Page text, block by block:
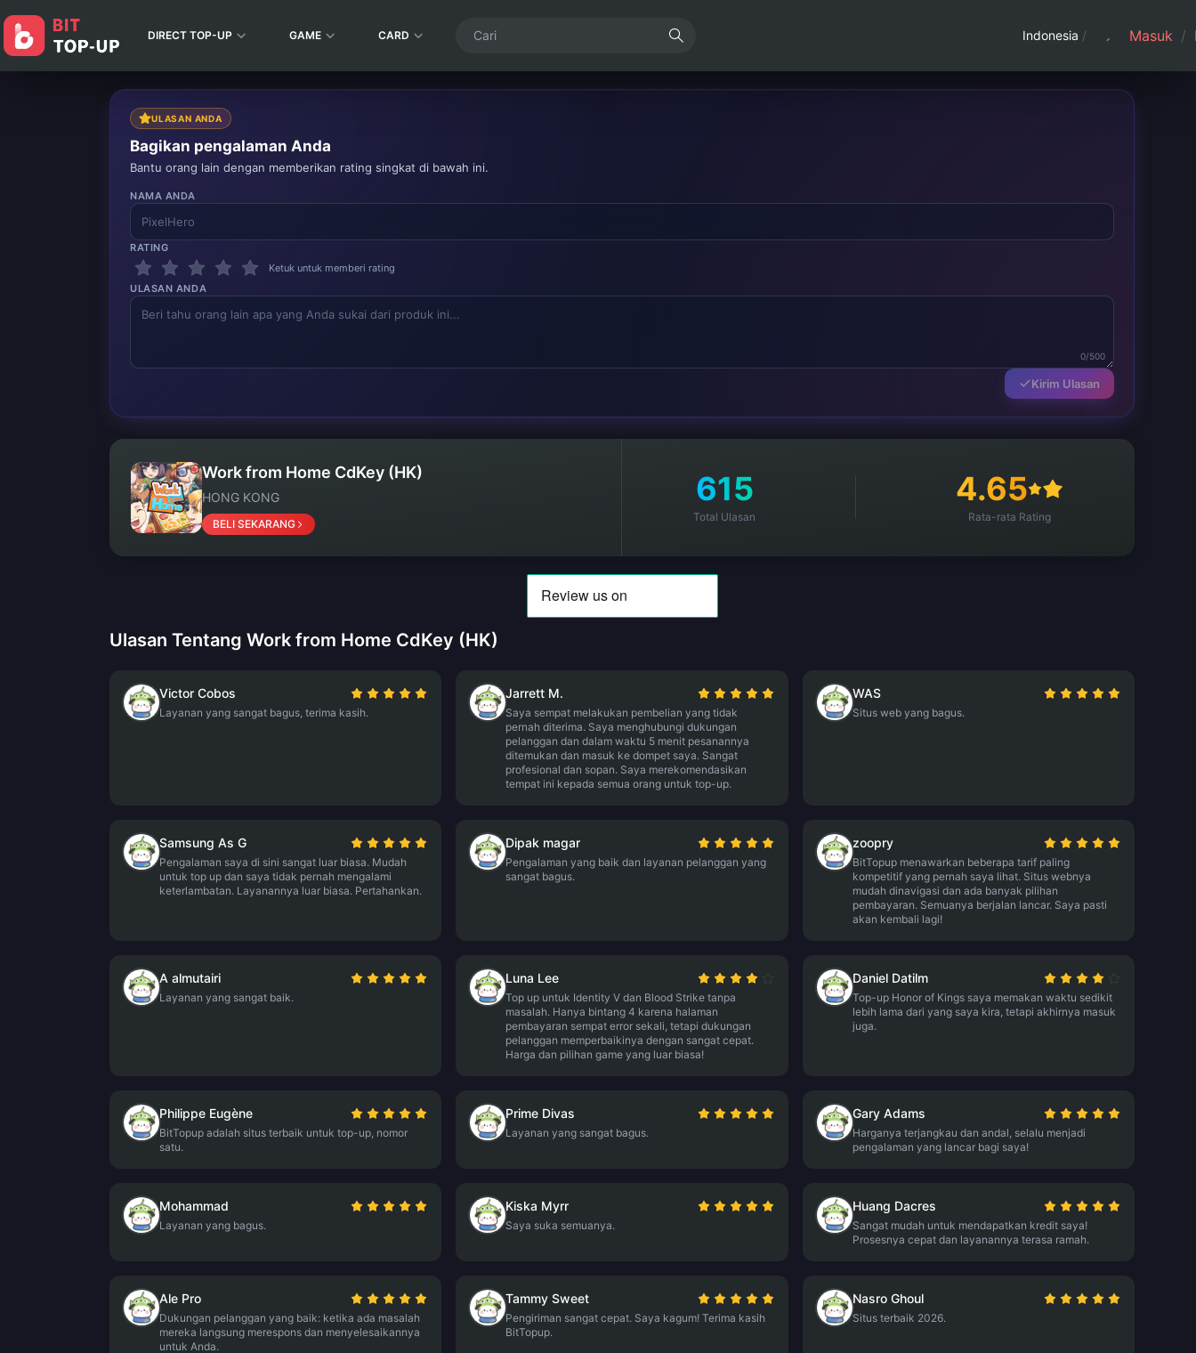
DIRECT TOP-UP GAME CARD Indonesia / Masuk /
ULASAN ANDA
Bagikan pengalaman Anda
Bantu orang lain dengan memberikan rating singkat di bawah ini.
NAMA ANDA
RATING
Ketuk untuk memberi rating
ULASAN ANDA
0/500
Kirim Ulasan
Work from Home CdKey (HK)
HONG KONG
BELI SEKARANG
615
Total Ulasan
4.65
Rata-rata Rating
Ulasan Tentang Work from Home CdKey (HK)
Victor Cobos
Layanan yang sangat bagus, terima kasih.
Jarrett M.
Saya sempat melakukan pembelian yang tidak
pernah diterima. Saya menghubungi dukungan
pelanggan dan dalam waktu 5 menit pesanannya
ditemukan dan masuk ke dompet saya. Sangat
profesional dan sopan. Saya merekomendasikan
tempat ini kepada semua orang untuk top-up.
WAS
Situs web yang bagus.
Samsung As G
Pengalaman saya di sini sangat luar biasa. Mudah
untuk top up dan saya tidak pernah mengalami
keterlambatan. Layanannya luar biasa. Pertahankan.
Dipak magar
Pengalaman yang baik dan layanan pelanggan yang
sangat bagus.
zoopry
BitTopup menawarkan beberapa tarif paling
kompetitif yang pernah saya lihat. Situs webnya
mudah dinavigasi dan ada banyak pilihan
pembayaran. Semuanya berjalan lancar. Saya pasti
akan kembali lagi!
A almutairi
Layanan yang sangat baik.
Luna Lee
Top up untuk Identity V dan Blood Strike tanpa
masalah. Hanya bintang 4 karena halaman
pembayaran sempat error sekali, tetapi dukungan
pelanggan memperbaikinya dengan sangat cepat.
Harga dan pilihan game yang luar biasa!
Daniel Datilm
Top-up Honor of Kings saya memakan waktu sedikit
lebih lama dari yang saya kira, tetapi akhirnya masuk
juga.
Philippe Eugène
BitTopup adalah situs terbaik untuk top-up, nomor
satu.
Prime Divas
Layanan yang sangat bagus.
Gary Adams
Harganya terjangkau dan andal, selalu menjadi
pengalaman yang lancar bagi saya!
Mohammad
Layanan yang bagus.
Kiska Myrr
Saya suka semuanya.
Huang Dacres
Sangat mudah untuk mendapatkan kredit saya!
Prosesnya cepat dan layanannya terasa ramah.
Ale Pro
Dukungan pelanggan yang baik: ketika ada masalah
mereka langsung merespons dan menyelesaikannya
untuk Anda.
Tammy Sweet
Pengiriman sangat cepat. Saya kagum! Terima kasih
BitTopup.
Nasro Ghoul
Situs terbaik 2026.